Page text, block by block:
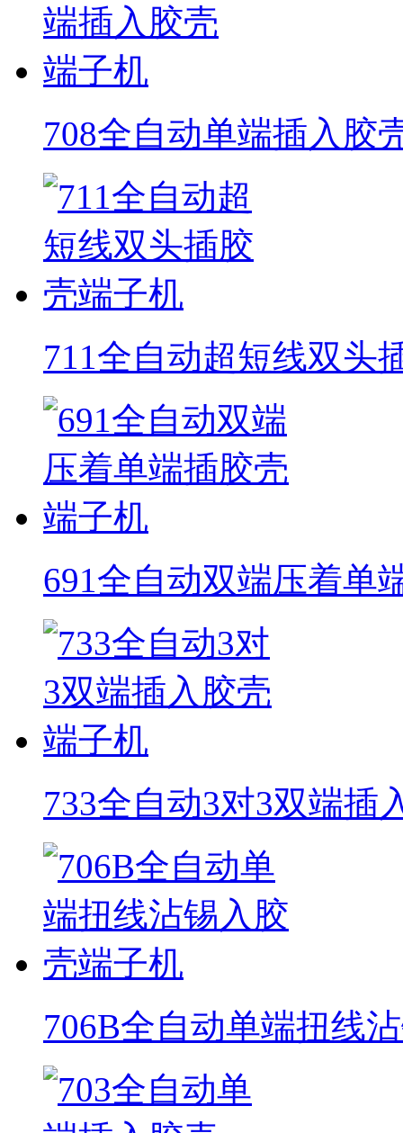
708全自动单端插入胶
711全自动超短线双头
691全自动双端压着单
733全自动3对3双端插
706B全自动单端扭线